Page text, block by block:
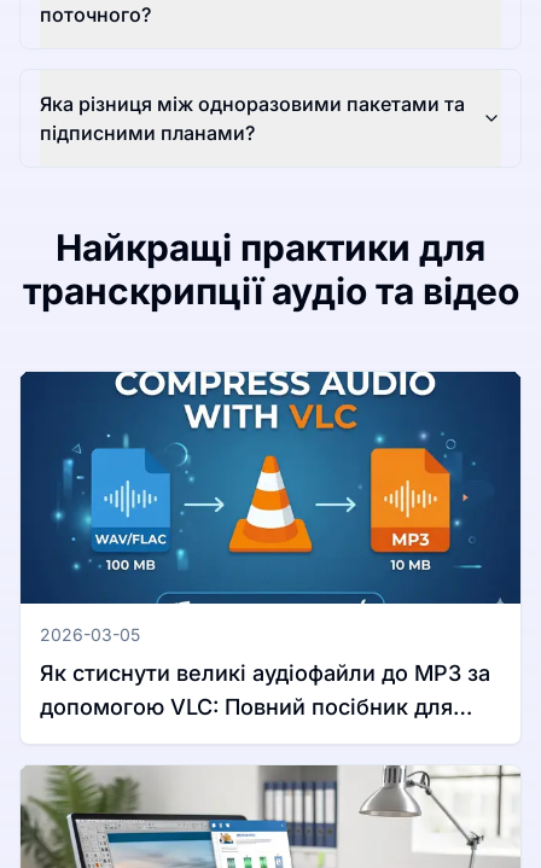
поточного?
Яка різниця між одноразовими пакетами та
підписними планами?
Найкращі практики для
транскрипції аудіо та відео
2026-03-05
Як стиснути великі аудіофайли до MP3 за
допомогою VLC: Повний посібник для
Windows та Mac